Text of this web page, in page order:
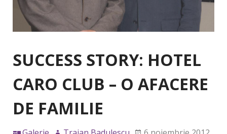
SUCCESS STORY: HOTEL
CARO CLUB – O AFACERE
DE FAMILIE